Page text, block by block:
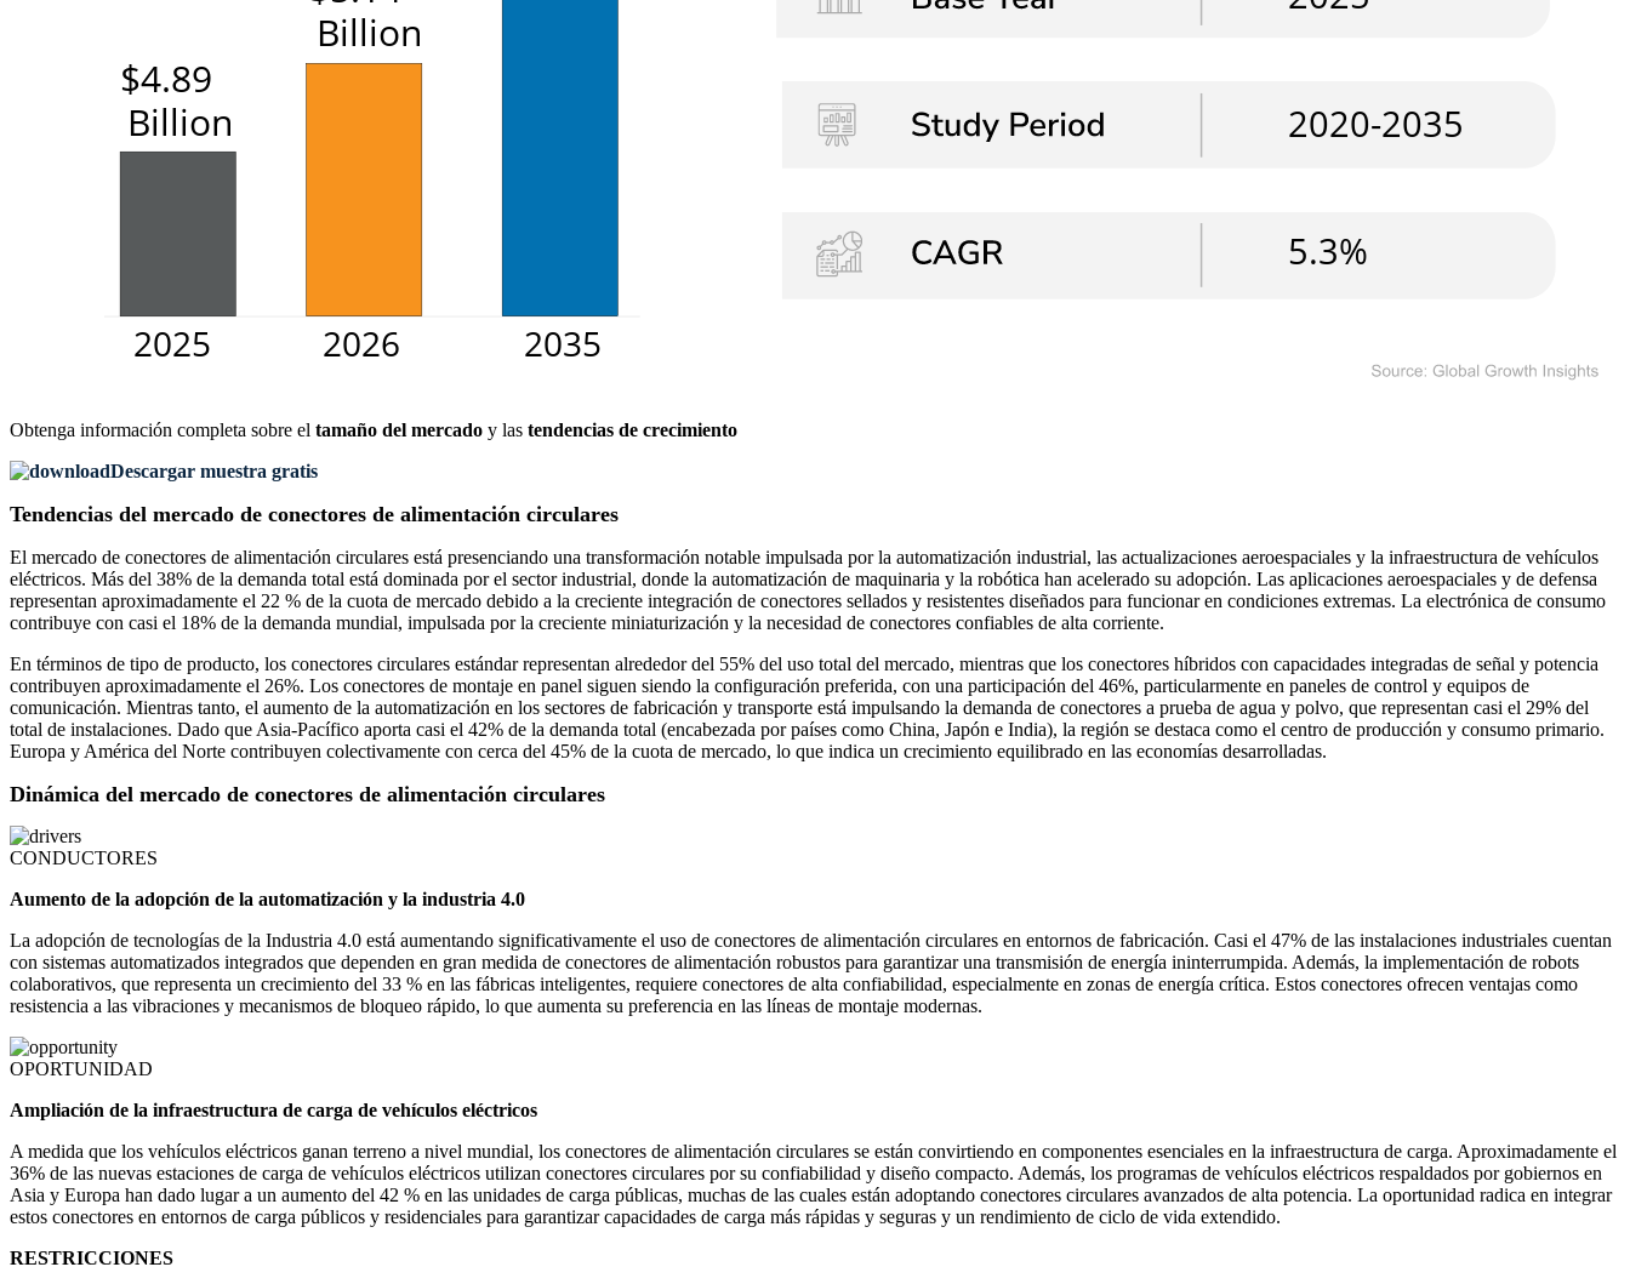
Obtenga información completa sobre el tamaño del mercado y las tendencias de crecimiento
Descargar muestra gratis
Tendencias del mercado de conectores de alimentación circulares
El mercado de conectores de alimentación circulares está presenciando una transformación notable impulsada por la automatización industrial, las actualizaciones aeroespaciales y la infraestructura de vehículos
eléctricos. Más del 38% de la demanda total está dominada por el sector industrial, donde la automatización de maquinaria y la robótica han acelerado su adopción. Las aplicaciones aeroespaciales y de defensa
representan aproximadamente el 22 % de la cuota de mercado debido a la creciente integración de conectores sellados y resistentes diseñados para funcionar en condiciones extremas. La electrónica de consumo
contribuye con casi el 18% de la demanda mundial, impulsada por la creciente miniaturización y la necesidad de conectores confiables de alta corriente.
En términos de tipo de producto, los conectores circulares estándar representan alrededor del 55% del uso total del mercado, mientras que los conectores híbridos con capacidades integradas de señal y potencia
contribuyen aproximadamente el 26%. Los conectores de montaje en panel siguen siendo la configuración preferida, con una participación del 46%, particularmente en paneles de control y equipos de
comunicación. Mientras tanto, el aumento de la automatización en los sectores de fabricación y transporte está impulsando la demanda de conectores a prueba de agua y polvo, que representan casi el 29% del
total de instalaciones. Dado que Asia-Pacífico aporta casi el 42% de la demanda total (encabezada por países como China, Japón e India), la región se destaca como el centro de producción y consumo primario.
Europa y América del Norte contribuyen colectivamente con cerca del 45% de la cuota de mercado, lo que indica un crecimiento equilibrado en las economías desarrolladas.
Dinámica del mercado de conectores de alimentación circulares
CONDUCTORES
Aumento de la adopción de la automatización y la industria 4.0
La adopción de tecnologías de la Industria 4.0 está aumentando significativamente el uso de conectores de alimentación circulares en entornos de fabricación. Casi el 47% de las instalaciones industriales cuentan
con sistemas automatizados integrados que dependen en gran medida de conectores de alimentación robustos para garantizar una transmisión de energía ininterrumpida. Además, la implementación de robots
colaborativos, que representa un crecimiento del 33 % en las fábricas inteligentes, requiere conectores de alta confiabilidad, especialmente en zonas de energía crítica. Estos conectores ofrecen ventajas como
resistencia a las vibraciones y mecanismos de bloqueo rápido, lo que aumenta su preferencia en las líneas de montaje modernas.
OPORTUNIDAD
Ampliación de la infraestructura de carga de vehículos eléctricos
A medida que los vehículos eléctricos ganan terreno a nivel mundial, los conectores de alimentación circulares se están convirtiendo en componentes esenciales en la infraestructura de carga. Aproximadamente el
36% de las nuevas estaciones de carga de vehículos eléctricos utilizan conectores circulares por su confiabilidad y diseño compacto. Además, los programas de vehículos eléctricos respaldados por gobiernos en
Asia y Europa han dado lugar a un aumento del 42 % en las unidades de carga públicas, muchas de las cuales están adoptando conectores circulares avanzados de alta potencia. La oportunidad radica en integrar
estos conectores en entornos de carga públicos y residenciales para garantizar capacidades de carga más rápidas y seguras y un rendimiento de ciclo de vida extendido.
RESTRICCIONES